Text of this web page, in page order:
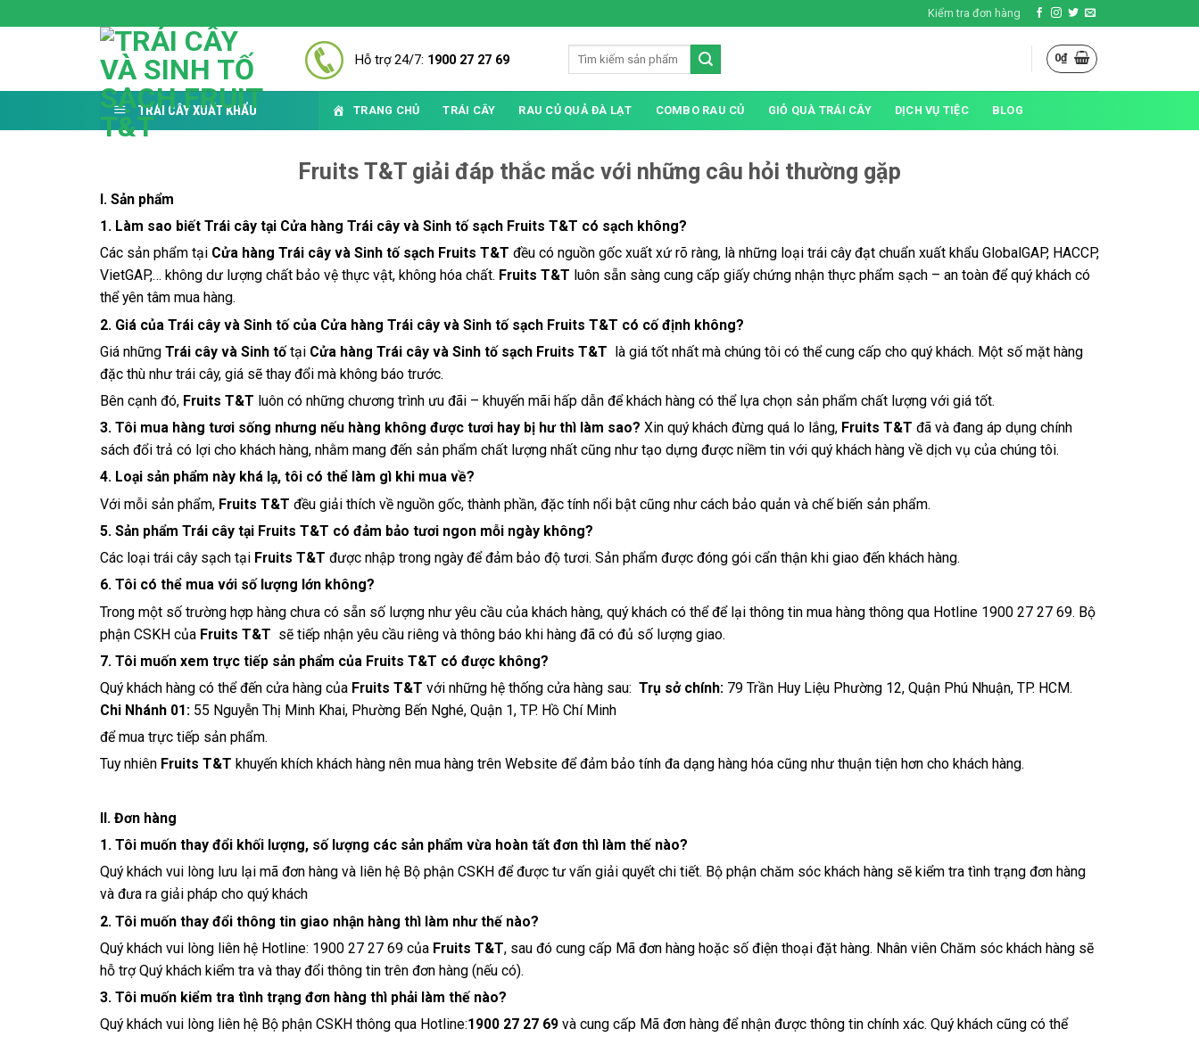
to
Kiểm tra đơn hàng
Hỗ trợ 24/7: 1900 27 27 69 0₫
TRÁI CÂY XUẤT KHẨU TRANG CHỦ TRÁI CÂY RAU CỦ QUẢ ĐÀ LẠT COMBO RAU CỦ GIỎ QUÀ TRÁI CÂY DỊCH VỤ TIỆC BLOG
Fruits T&T giải đáp thắc mắc với những câu hỏi thường gặp
I. Sản phẩm
1. Làm sao biết Trái cây tại Cửa hàng Trái cây và Sinh tố sạch Fruits T&T có sạch không?
Các sản phẩm tại Cửa hàng Trái cây và Sinh tố sạch Fruits T&T đều có nguồn gốc xuất xứ rõ ràng, là những loại trái cây đạt chuẩn xuất khẩu GlobalGAP, HACCP,
VietGAP,… không dư lượng chất bảo vệ thực vật, không hóa chất. Fruits T&T luôn sẵn sàng cung cấp giấy chứng nhận thực phẩm sạch – an toàn để quý khách có
thể yên tâm mua hàng.
2. Giá của Trái cây và Sinh tố của Cửa hàng Trái cây và Sinh tố sạch Fruits T&T có cố định không?
Giá những Trái cây và Sinh tốtại Cửa hàng Trái cây và Sinh tố sạch Fruits T&T là giá tốt nhất mà chúng tôi có thể cung cấp cho quý khách. Một số mặt hàng
đặc thù như trái cây, giá sẽ thay đổi mà không báo trước.
Bên cạnh đó, Fruits T&T luôn có những chương trình ưu đãi – khuyến mãi hấp dẫn để khách hàng có thể lựa chọn sản phẩm chất lượng với giá tốt.
3. Tôi mua hàng tươi sống nhưng nếu hàng không được tươi hay bị hư thì làm sao? Xin quý khách đừng quá lo lắng, Fruits T&T đã và đang áp dụng chính
sách đổi trả có lợi cho khách hàng, nhằm mang đến sản phẩm chất lượng nhất cũng như tạo dựng được niềm tin với quý khách hàng về dịch vụ của chúng tôi.
4. Loại sản phẩm này khá lạ, tôi có thể làm gì khi mua về?
Với mỗi sản phẩm, Fruits T&T đều giải thích về nguồn gốc, thành phần, đặc tính nổi bật cũng như cách bảo quản và chế biến sản phẩm.
5. Sản phẩm Trái cây tại Fruits T&T có đảm bảo tươi ngon mỗi ngày không?
Các loại trái cây sạch tại Fruits T&T được nhập trong ngày để đảm bảo độ tươi. Sản phẩm được đóng gói cẩn thận khi giao đến khách hàng.
6. Tôi có thể mua với số lượng lớn không?
Trong một số trường hợp hàng chưa có sẵn số lượng như yêu cầu của khách hàng, quý khách có thể để lại thông tin mua hàng thông qua Hotline 1900 27 27 69. Bộ
phận CSKH của Fruits T&T sẽ tiếp nhận yêu cầu riêng và thông báo khi hàng đã có đủ số lượng giao.
7. Tôi muốn xem trực tiếp sản phẩm của Fruits T&T có được không?
Quý khách hàng có thể đến cửa hàng của Fruits T&T với những hệ thống cửa hàng sau: Trụ sở chính: 79 Trần Huy Liệu Phường 12, Quận Phú Nhuận, TP. HCM.
Chi Nhánh 01: 55 Nguyễn Thị Minh Khai, Phường Bến Nghé, Quận 1, TP. Hồ Chí Minh
để mua trực tiếp sản phẩm.
Tuy nhiên Fruits T&T khuyến khích khách hàng nên mua hàng trên Website để đảm bảo tính đa dạng hàng hóa cũng như thuận tiện hơn cho khách hàng.
II. Đơn hàng
1. Tôi muốn thay đổi khối lượng, số lượng các sản phẩm vừa hoàn tất đơn thì làm thế nào?
Quý khách vui lòng lưu lại mã đơn hàng và liên hệ Bộ phận CSKH để được tư vấn giải quyết chi tiết. Bộ phận chăm sóc khách hàng sẽ kiểm tra tình trạng đơn hàng
và đưa ra giải pháp cho quý khách
2. Tôi muốn thay đổi thông tin giao nhận hàng thì làm như thế nào?
Quý khách vui lòng liên hệ Hotline: 1900 27 27 69 của Fruits T&T, sau đó cung cấp Mã đơn hàng hoặc số điện thoại đặt hàng. Nhân viên Chăm sóc khách hàng sẽ
hỗ trợ Quý khách kiểm tra và thay đổi thông tin trên đơn hàng (nếu có).
3. Tôi muốn kiểm tra tình trạng đơn hàng thì phải làm thế nào?
Quý khách vui lòng liên hệ Bộ phận CSKH thông qua Hotline:1900 27 27 69 và cung cấp Mã đơn hàng để nhận được thông tin chính xác. Quý khách cũng có thể